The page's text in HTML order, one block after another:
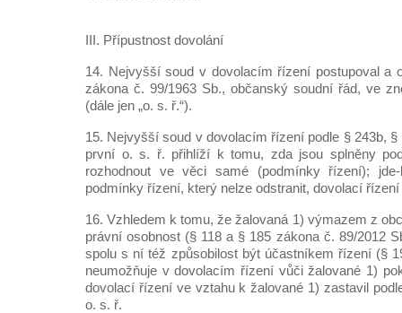
III. Přípustnost dovolání
14. Nejvyšší soud v dovolacím řízení postupoval a
zákona č. 99/1963 Sb., občanský soudní řád, ve
(dále jen „o. s. ř.“).
15. Nejvyšší soud v dovolacím řízení podle § 243b,
první o. s. ř. přihlíží k tomu, zda jsou splněny
rozhodnout ve věci samé (podmínky řízení);
podmínky řízení, který nelze odstranit, dovolací
16. Vzhledem k tomu, že žalovaná 1) výmazem z
právní osobnost (§ 118 a § 185 zákona č. 89/2012
spolu s ní též způsobilost být účastníkem řízení (§
neumožňuje v dovolacím řízení vůči žalované 1)
dovolací řízení ve vztahu k žalované 1) zastavil
o. s. ř.